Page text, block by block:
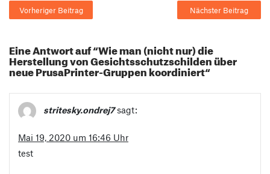
Vorheriger Beitrag Nächster Beitrag
Eine Antwort auf “Wie man (nicht nur) die
Herstellung von Gesichtsschutzschilden über
neue PrusaPrinter-Gruppen koordiniert“
stritesky.ondrej7 sagt:
Mai 19, 2020 um 16:46 Uhr
test